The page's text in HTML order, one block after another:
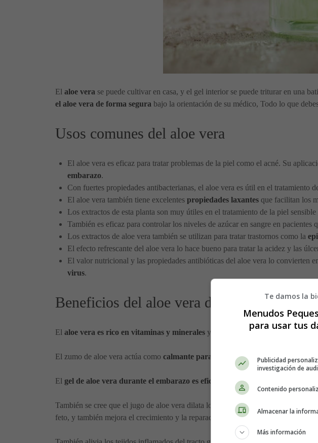
El aloe vera se puede cultivar en casa, y el gel interior se puede triturar en una
el aloe vera de forma segura bajo la orientación de su médico, Todo lo que
Usos comunes del aloe vera
El aloe vera es eficaz para tratar problemas de la piel como el acné. Su
embarazo.
Con fuertes propiedades antibacterianas, el aloe vera es útil en el tratamiento
El aloe vera también tiene excelentes propiedades laxantes que facilitan los
Los extractos de esta planta son muy útiles en el tratamiento de la piel
También es eficaz para controlar los niveles de azúcar en sangre en pacientes
Los extractos de aloe vera también se utilizan para tratar trastornos como la
El efecto refrescante del aloe vera lo hace bueno para tratar la acidez y las
El valor nutricional y las propiedades antibióticas del aloe vera lo convierten
virus.
Beneficios del aloe vera durante el
El aloe vera es rico en vitaminas y minerales y puede tomarse ocasionalmente
El zumo de aloe vera actúa como calmante para el estómago y los intestinos y
El gel de aloe vera durante el embarazo es eficaz como hidratante natural
También se cree que el jugo de aloe vera dilata los capilares sanguíneos y
feto, y también mejora el crecimiento y la reparación de los tejidos de la madre.
Te damos la
Menudos
para usar tus
Publicidad
investigación de
Contenido
Almacenar la
Más información